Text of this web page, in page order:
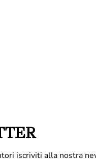
iscriviti alla nostra